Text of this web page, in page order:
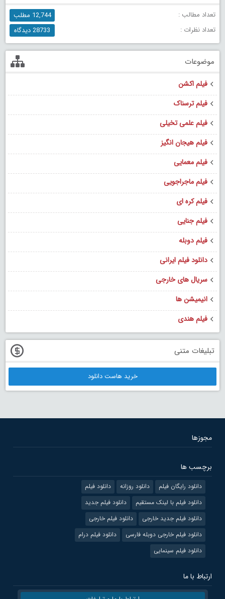
تعداد مطالب :
12,744 مطلب
تعداد نظرات :
28733 دیدگاه
موضوعات
فیلم اکشن
فیلم ترسناک
فیلم علمی تخیلی
فیلم هیجان انگیز
فیلم معمایی
فیلم ماجراجویی
فیلم کره ای
فیلم جنایی
فیلم دوبله
دانلود فیلم ایرانی
سریال های خارجی
انیمیشن ها
فیلم هندی
تبلیغات متنی
خرید هاست دانلود
مجوزها
برچسب ها
دانلود رایگان فیلم دانلود روزانه
دانلود فیلم
دانلود فیلم با لینک مستقیم
دانلود فیلم جدید
دانلود فیلم جدید خارجی
دانلود فیلم خارجی
دانلود فیلم خارجی دوبله فارسی
دانلود فیلم درام
دانلود فیلم سینمایی
ارتباط با ما